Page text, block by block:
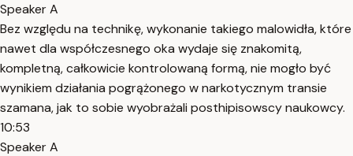
Speaker A
Bez względu na technikę, wykonanie takiego malowidła, które
nawet dla współczesnego oka wydaje się znakomitą,
kompletną, całkowicie kontrolowaną formą, nie mogło być
wynikiem działania pogrążonego w narkotycznym transie
szamana, jak to sobie wyobrażali posthipisowscy naukowcy.
10:53
Speaker A